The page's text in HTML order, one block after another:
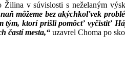
Žilina v súvislosti s neželaným
môžeme bez akýchkoľvek
tým, ktorí prišli pomôcť vyčistiť
častí mesta,“ uzavrel Choma po